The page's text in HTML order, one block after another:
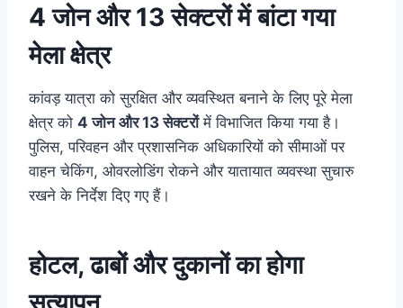
4 जोन और 13 सेक्टरों में बांटा गया
मेला क्षेत्र
कांवड़ यात्रा को सुरक्षित और व्यवस्थित बनाने के लिए पूरे मेला
क्षेत्र को 4 जोन और 13 सेक्टरोंमें विभाजित किया गया है।
पुलिस, परिवहन और प्रशासनिक अधिकारियों को सीमाओं पर
वाहन चेकिंग, ओवरलोडिंग रोकने और यातायात व्यवस्था सुचारु
रखने के निर्देश दिए गए हैं।
होटल, ढाबों और दुकानों का होगा